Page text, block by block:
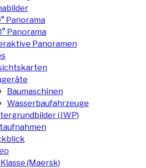
Panorama
Panorama
Panoramen
Baumaschinen
Wasserbaufahrzeuge
(JWP)
(Maersk)